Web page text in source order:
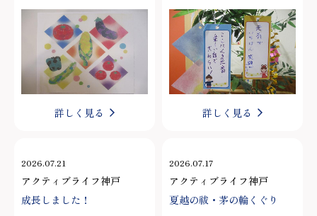
詳しく見る 詳しく見る
2026.07.21
アクティブライフ神戸
成長しました！
2026.07.17
アクティブライフ神戸
夏越の祓・茅の輪くぐり